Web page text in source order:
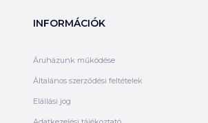
INFORMÁCIÓK
Áruházunk működése
Általános szerződési feltételek
Elállási jog